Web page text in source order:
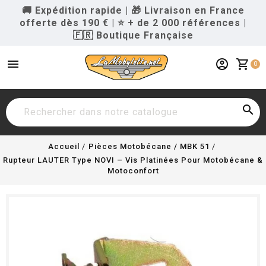
🚚 Expédition rapide | 🎁 Livraison en France
offerte dès 190 € | ⭐ + de 2 000 références |
🇫🇷 Boutique Française
menu shopping_cart 0
account_circle

Accueil
Pièces Motobécane / MBK 51
Rupteur LAUTER Type NOVI – Vis Platinées Pour Motobécane &
Motoconfort